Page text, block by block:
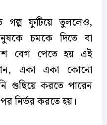
গল্প ফুটিয়ে তুললেও,
চমকে দিতে বা
বেগ পেতে হয় এই
একা একা কোনো
গুছিয়ে করতে পারেন
নির্ভর করতে হয়।